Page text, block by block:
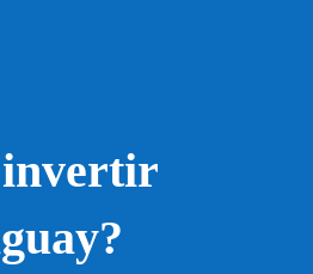
invertir